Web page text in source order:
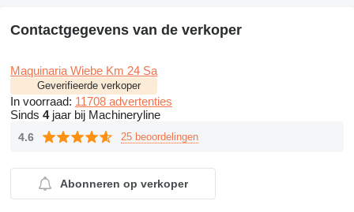
Contactgegevens van de verkoper
Maquinaria Wiebe Km 24 Sa
Geverifieerde verkoper
In voorraad: 11708 advertenties
Sinds 4jaar bij Machineryline
4.6 25 beoordelingen
Abonneren op verkoper